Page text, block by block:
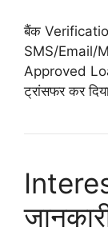
बैंक
SMS/Email/
Approved
ट्रांसफर कर